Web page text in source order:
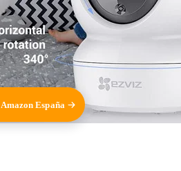
España